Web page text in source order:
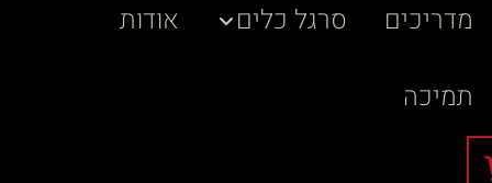
מדריכים
סרגל כלים
אודות
תמיכה